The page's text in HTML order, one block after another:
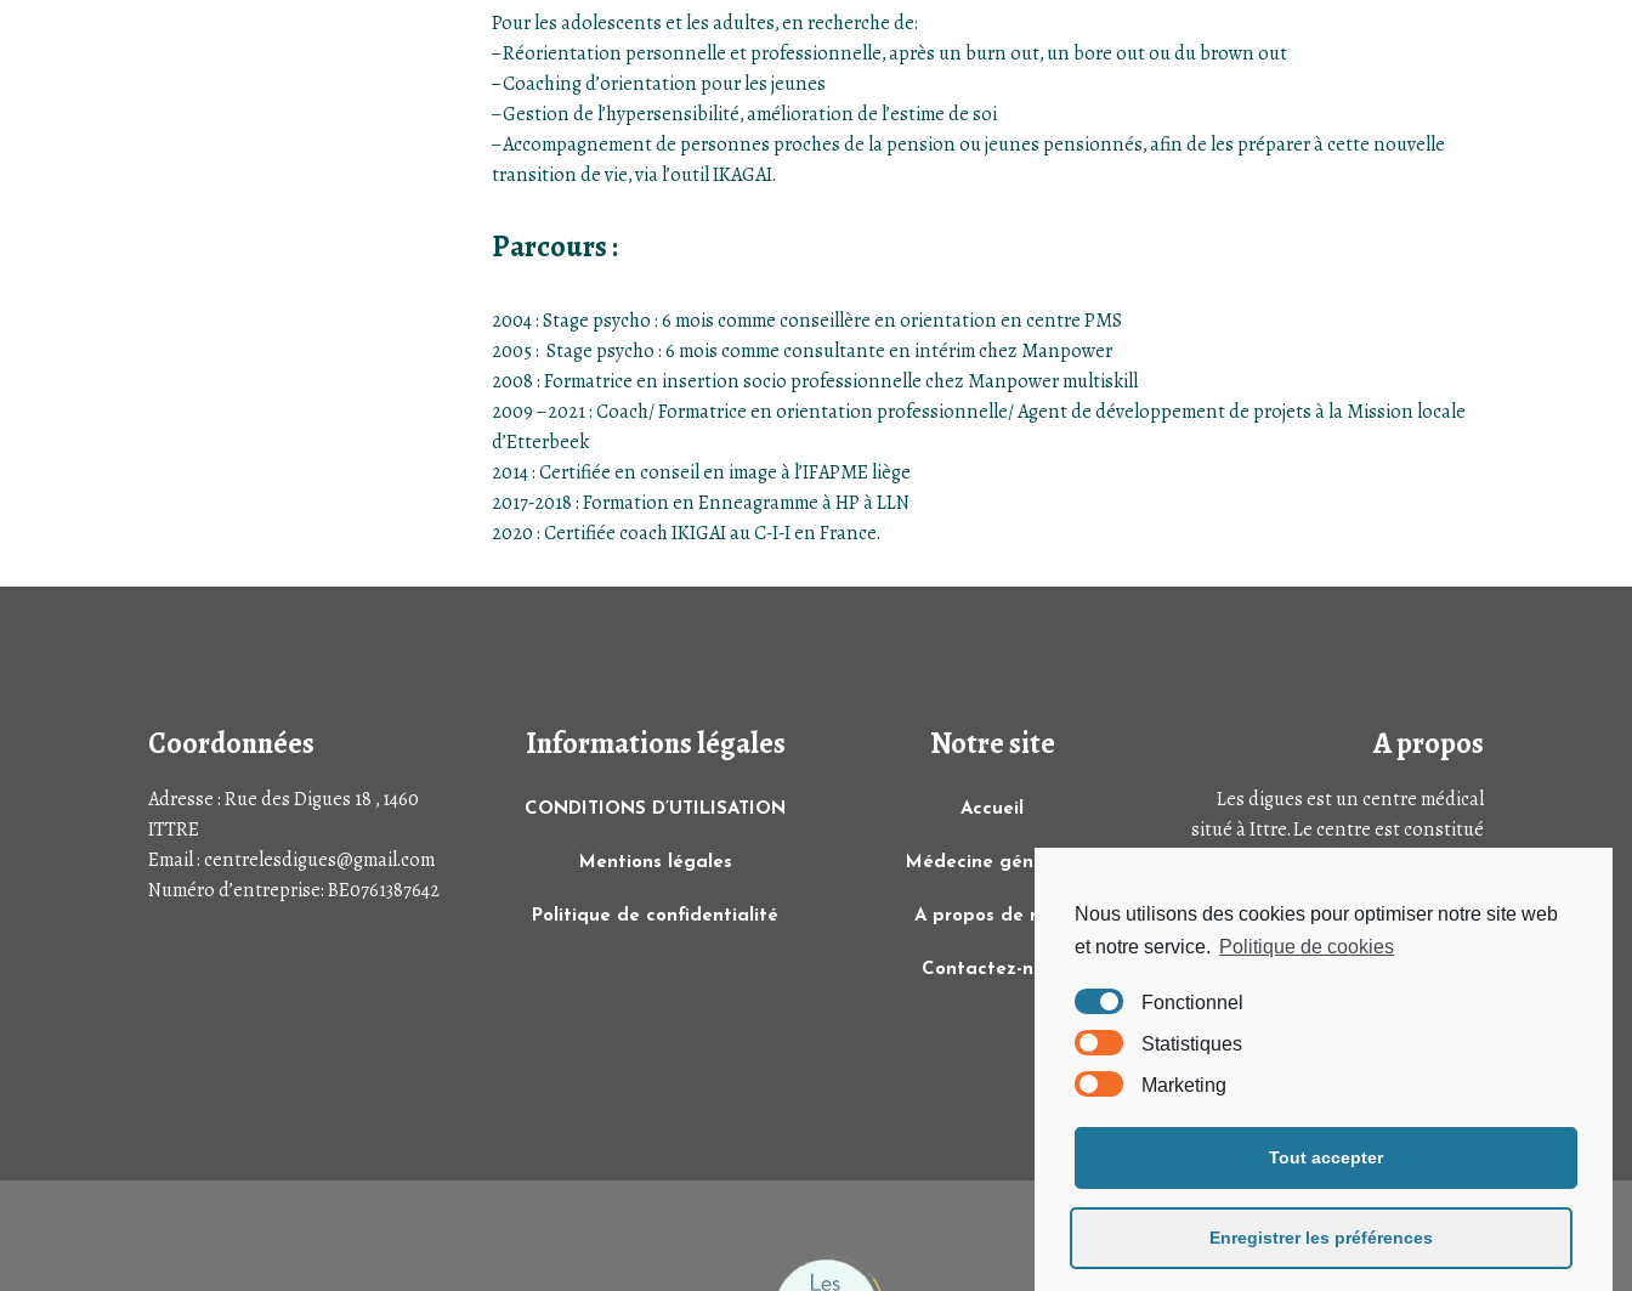
Nous utilisons des cookies pour optimiser notre site web
et notre service. Politique de cookies
Fonctionnel
Statistiques
Marketing
Tout accepter
Enregistrer les préférences
Pour les adolescents et les adultes, en recherche de:
– Réorientation personnelle et professionnelle, après un burn out, un bore out ou du brown out
– Coaching d’orientation pour les jeunes
– Gestion de l’hypersensibilité, amélioration de l’estime de soi
– Accompagnement de personnes proches de la pension ou jeunes pensionnés, afin de les préparer à cette nouvelle
transition de vie, via l’outil IKAGAI.
Parcours :
2004 : Stage psycho : 6 mois comme conseillère en orientation en centre PMS
2005 : Stage psycho : 6 mois comme consultante en intérim chez Manpower
2008 : Formatrice en insertion socio professionnelle chez Manpower multiskill
2009 – 2021 : Coach/ Formatrice en orientation professionnelle/ Agent de développement de projets à la Mission locale
d’Etterbeek
​2014 : Certifiée en conseil en image à l’IFAPME liège
2017-2018 : Formation en Enneagramme à HP à LLN
2020 : Certifiée coach IKIGAI au C-I-I en France.
Coordonnées
Adresse : Rue des Digues 18 , 1460
ITTRE
Email : centrelesdigues@gmail.com
Numéro d’entreprise: BE0761387642
Informations légales
CONDITIONS D’UTILISATION
Mentions légales
Politique de confidentialité
Notre site
Accueil
Médecine générale
A propos de nous
Contactez-nous
A propos
Les digues est un centre médical
situé à Ittre. Le centre est constitué
prélèvement et de ressource.